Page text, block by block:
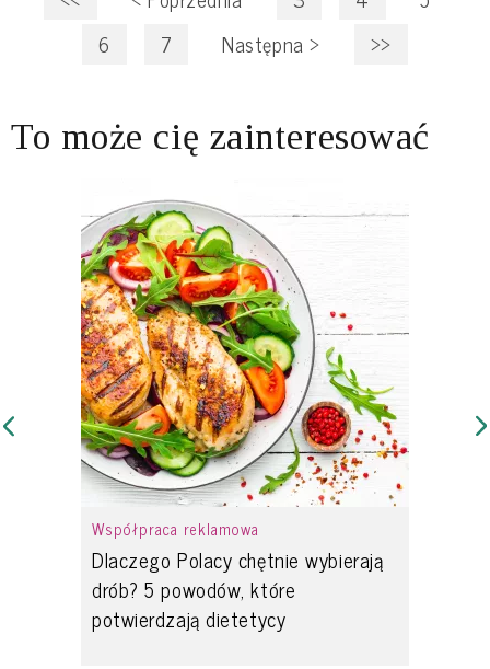
6
7 Następna> >>
To może cię zainteresować
Współpraca reklamowa
Dlaczego Polacy chętnie wybierają
drób? 5 powodów, które
potwierdzają dietetycy